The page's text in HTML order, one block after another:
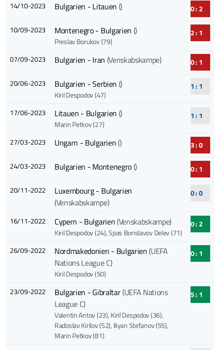
14/10-2023 Bulgarien - Litauen () 0 : 2
10/09-2023 Montenegro - Bulgarien ()
Preslav Borukov (79)
2 : 1
07/09-2023 Bulgarien - Iran (Venskabskampe) 0 : 1
20/06-2023 Bulgarien - Serbien ()
Kiril Despodov (47)
1 : 1
17/06-2023 Litauen - Bulgarien ()
Marin Petkov (27)
1 : 1
27/03-2023 Ungarn - Bulgarien() 3 : 0
24/03-2023 Bulgarien - Montenegro() 0 : 1
20/11-2022
Luxembourg - Bulgarien
(Venskabskampe)
0 : 0
16/11-2022 Cypern - Bulgarien(Venskabskampe)
Kiril Despodov (24), Spas Borislavov Delev (71)
0 : 2
26/09-2022 Nordmakedonien - Bulgarien(UEFA
Nations League C)
Kiril Despodov (50)
0 : 1
23/09-2022 Bulgarien - Gibraltar(UEFA Nations
League C)
Valentin Antov (23), Kiril Despodov (36),
Radoslav Kirilov (52), Iliyan Stefanov (55),
Marin Petkov (81)
5 : 1